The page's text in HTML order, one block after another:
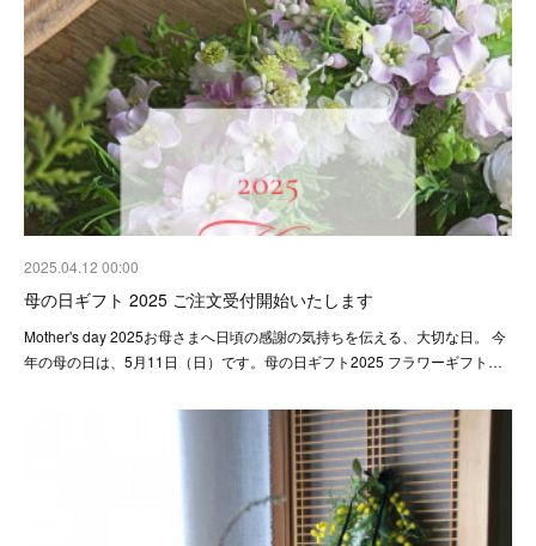
2025.04.12 00:00
母の日ギフト 2025 ご注文受付開始いたします
Mother's day 2025お母さまへ日頃の感謝の気持ちを伝える、大切な日。 今
年の母の日は、5月11日（日）です。母の日ギフト2025 フラワーギフト…